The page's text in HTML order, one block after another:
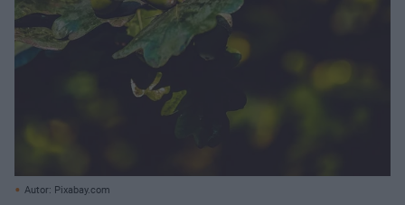
Autor: Pixabay.com